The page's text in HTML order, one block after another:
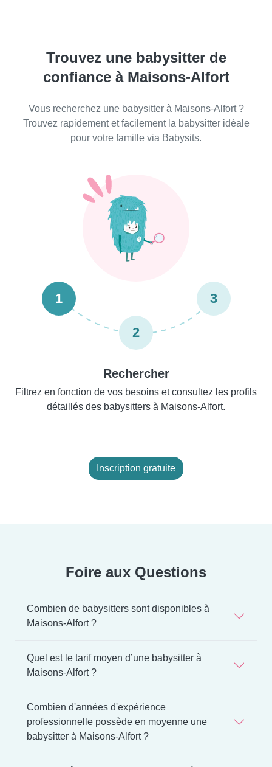
Trouvez une babysitter de
confiance à Maisons-Alfort
Vous recherchez une babysitter à Maisons-Alfort ?
Trouvez rapidement et facilement la babysitter idéale
pour votre famille via Babysits.
1
2
3
Rechercher
Filtrez en fonction de vos besoins et consultez les profils
détaillés des babysitters à Maisons-Alfort.
Inscription gratuite
Foire aux Questions
Combien de babysitters sont disponibles à
Maisons-Alfort ?
Quel est le tarif moyen d’une babysitter à
Maisons-Alfort ?
Combien d'années d'expérience
professionnelle possède en moyenne une
babysitter à Maisons-Alfort ?